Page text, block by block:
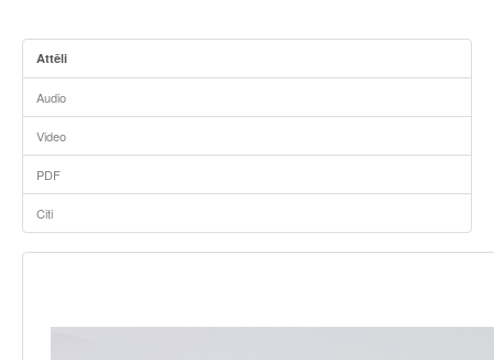
Attēli
Audio
Video
PDF
Citi